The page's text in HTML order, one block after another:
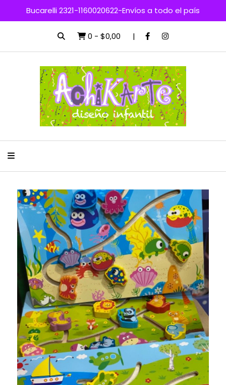
Bucarelli 2321-1160020622-Envíos a todo el país
0 - $0,00